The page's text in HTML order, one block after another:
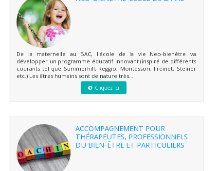
De la maternelle au BAC, l'école de la vie Neo-bienêtre va
développer un programme éducatif innovant (inspiré de différents
courants tel que Summerhill, Reggio, Montessori, Freinet, Steiner
etc.) Les êtres humains sont de nature très...
Cliquez ici
ACCOMPAGNEMENT POUR
THÉRAPEUTES, PROFESSIONNELS
DU BIEN-ÊTRE ET PARTICULIERS